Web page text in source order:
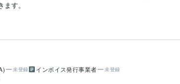
す。
未登録 インボイス発行事業者 未登録